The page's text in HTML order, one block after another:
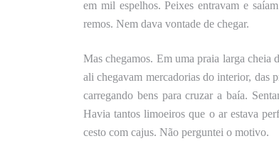
em mil espelhos. Peixes entravam e
remos. Nem dava vontade de chegar.
Mas chegamos. Em uma praia larga cheia
ali chegavam mercadorias do interior, das
carregando bens para cruzar a baía.
Havia tantos limoeiros que o ar estava
cesto com cajus. Não perguntei o motivo.